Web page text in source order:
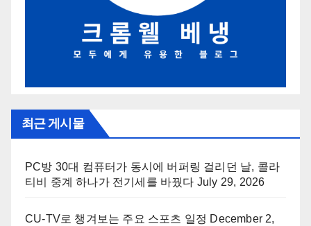
최근 게시물
PC방 30대 컴퓨터가 동시에 버퍼링 걸리던 날, 콜라
티비 중계 하나가 전기세를 바꿨다 July 29, 2026
CU-TV로 챙겨보는 주요 스포츠 일정 December 2,